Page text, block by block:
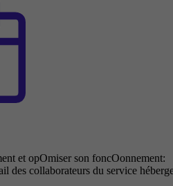
et opOmiser son foncOonnement:
des collaborateurs du service